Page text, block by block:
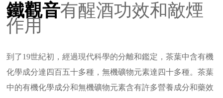
鐵觀音有醒酒功效和敵煙
作用
到了19世紀初，經過現代科學的分離和鑑定，茶葉中含有機
化學成分達四百五十多種，無機礦物元素達四十多種。茶葉
中的有機化學成分和無機礦物元素含有許多營養成分和藥效